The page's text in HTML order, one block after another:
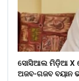
ସୋସିଆଲ ମିଡ଼ିଆ X
ଅଜବ-ଗଜବ ବୟାନ